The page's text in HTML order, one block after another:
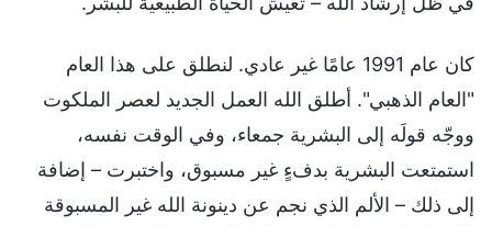
كان عام 1991 عامًا غير عادي. لنطلق على هذا العام
"العام الذهبي". أطلق الله العمل الجديد لعصر الملكوت
ووجّه قولَه إلى البشرية جمعاء، وفي الوقت نفسه،
استمتعت البشرية بدفءٍ غير مسبوق، واختبرت – إضافة
إلى ذلك – الألم الذي نجم عن دينونة الله غير المسبوقة